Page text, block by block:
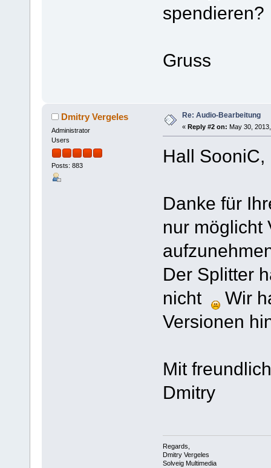
spendieren?
Gruss
Dmitry Vergeles
Administrator
Users
Posts: 883
Re: Audio-Bearbeitung
« Reply #2 on: May 30,
Hall SooniC,
Danke für
nur möglicht
Der Splitter
nicht
Wir
Versionen
Mit
Dmitry
Regards,
Dmitry Vergeles
Solveig Multimedia